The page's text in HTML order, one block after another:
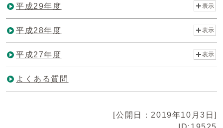
平成29年度 表示
平成28年度 表示
平成27年度 表示
よくある質問
[公開日：2019年10月3日]